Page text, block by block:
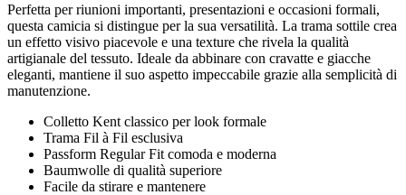
Perfetta per riunioni importanti, presentazioni e occasioni formali,
questa camicia si distingue per la sua versatilità. La trama sottile crea
un effetto visivo piacevole e una texture che rivela la qualità
artigianale del tessuto. Ideale da abbinare con cravatte e giacche
eleganti, mantiene il suo aspetto impeccabile grazie alla semplicità di
manutenzione.
Colletto Kent classico per look formale
Trama Fil à Fil esclusiva
Passform Regular Fit comoda e moderna
Baumwolle di qualità superiore
Facile da stirare e mantenere